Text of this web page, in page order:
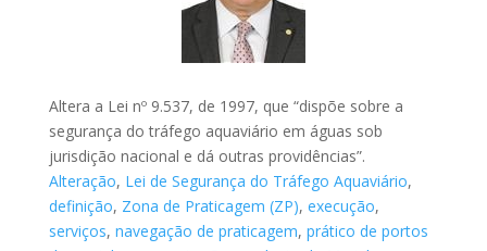
Altera a Lei nº 9.537, de 1997, que “dispõe sobre a
segurança do tráfego aquaviário em águas sob
jurisdição nacional e dá outras providências”.
Alteração, Lei de Segurança do Tráfego Aquaviário,
definição, Zona de Praticagem (ZP), execução,
serviços, navegação de praticagem, prático de portos